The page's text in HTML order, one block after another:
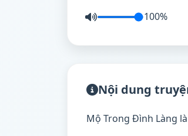
100%
Nội dung
Mộ Trong Đình Làng